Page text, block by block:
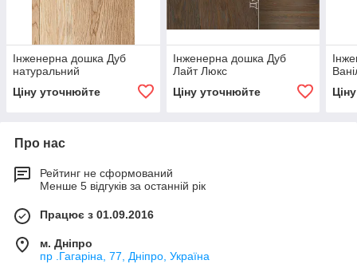
Інженерна дошка Дуб
натуральний
Ціну уточнюйте
Інженерна дошка Дуб
Лайт Люкс
Ціну уточнюйте
Про нас
Рейтинг не сформований
Менше 5 відгуків за останній рік
Працює з 01.09.2016
м. Дніпро
пр .Гагаріна, 77, Дніпро, Україна